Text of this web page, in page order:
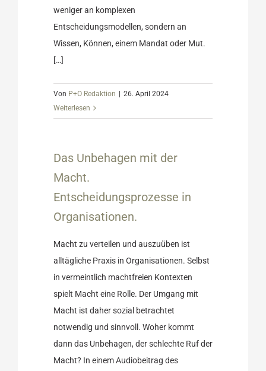
weniger an komplexen
Entscheidungsmodellen, sondern an
Wissen, Können, einem Mandat oder Mut.
[…]
Von P+O Redaktion | 26. April 2024
Weiterlesen
Das Unbehagen mit der
Macht.
Entscheidungsprozesse in
Organisationen.
Macht zu verteilen und auszuüben ist
alltägliche Praxis in Organisationen. Selbst
in vermeintlich machtfreien Kontexten
spielt Macht eine Rolle. Der Umgang mit
Macht ist daher sozial betrachtet
notwendig und sinnvoll. Woher kommt
dann das Unbehagen, der schlechte Ruf der
Macht? In einem Audiobeitrag des